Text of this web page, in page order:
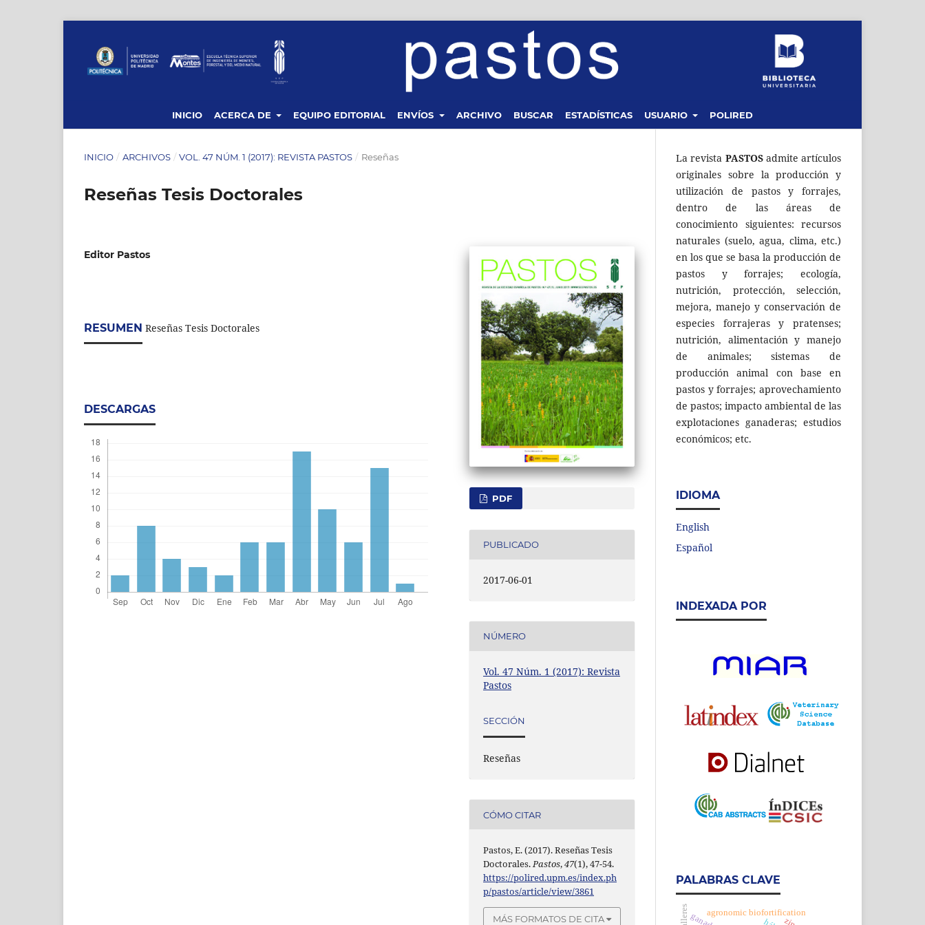
INICIO ACERCA DE EQUIPO EDITORIAL ENVÍOS ARCHIVO BUSCAR ESTADÍSTICAS USUARIO POLIRED
INICIO / ARCHIVOS / VOL. 47 NÚM. 1 (2017): REVISTA PASTOS / Reseñas
Reseñas Tesis Doctorales
Editor Pastos
RESUMEN Reseñas Tesis Doctorales
DESCARGAS
PDF
PUBLICADO
2017-06-01
NÚMERO
Vol. 47 Núm. 1 (2017): Revista
Pastos
SECCIÓN
Reseñas
CÓMO CITAR
Pastos, E. (2017). Reseñas Tesis
Doctorales.Pastos,47(1), 47-54.
https://polired.upm.es/index.ph
p/pastos/article/view/3861
MÁS FORMATOS DE CITA
La revista PASTOSadmite artículos
originales sobre la producción y
utilización de pastos y forrajes,
dentro de las áreas de
conocimiento siguientes: recursos
naturales (suelo, agua, clima, etc.)
en los que se basa la producción de
pastos y forrajes; ecología,
nutrición, protección, selección,
mejora, manejo y conservación de
especies forrajeras y pratenses;
nutrición, alimentación y manejo
de animales; sistemas de
producción animal con base en
pastos y forrajes; aprovechamiento
de pastos; impacto ambiental de las
explotaciones ganaderas; estudios
económicos; etc.
IDIOMA
English
Español
INDEXADA POR
PALABRAS CLAVE
agronomic biofortification